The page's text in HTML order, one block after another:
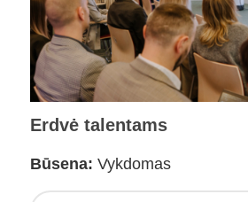
Erdvė talentams
Būsena: Vykdomas